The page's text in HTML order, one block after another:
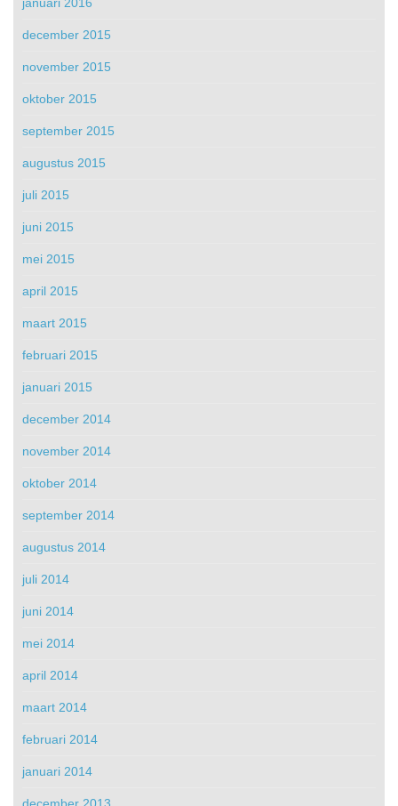
december 2015
november 2015
oktober 2015
september 2015
augustus 2015
juli 2015
juni 2015
mei 2015
april 2015
maart 2015
februari 2015
januari 2015
december 2014
november 2014
oktober 2014
september 2014
augustus 2014
juli 2014
juni 2014
mei 2014
april 2014
maart 2014
februari 2014
januari 2014